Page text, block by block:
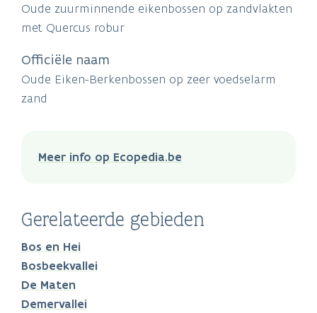
Oude zuurminnende eikenbossen op zandvlakten
met Quercus robur
Officiële naam
Oude Eiken-Berkenbossen op zeer voedselarm
zand
Meer info op Ecopedia.be
Gerelateerde gebieden
Bos en Hei
Bosbeekvallei
De Maten
Demervallei